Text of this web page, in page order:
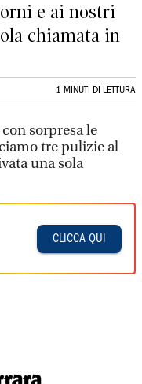
e ai nostri
chiamata in
1 MINUTI DI LETTURA
sorpresa le
tre pulizie al
una sola
CLICCA QUI